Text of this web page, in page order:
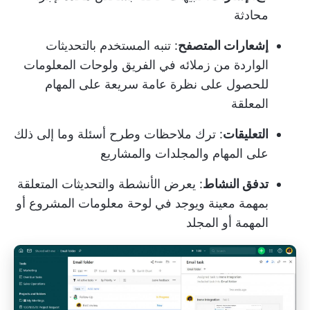
محادثة
إشعارات المتصفح: تنبه المستخدم بالتحديثات
الواردة من زملائه في الفريق ولوحات المعلومات
للحصول على نظرة عامة سريعة على المهام
المعلقة
التعليقات: ترك ملاحظات وطرح أسئلة وما إلى ذلك
على المهام والمجلدات والمشاريع
تدفق النشاط: يعرض الأنشطة والتحديثات المتعلقة
بمهمة معينة ويوجد في لوحة معلومات المشروع أو
المهمة أو المجلد